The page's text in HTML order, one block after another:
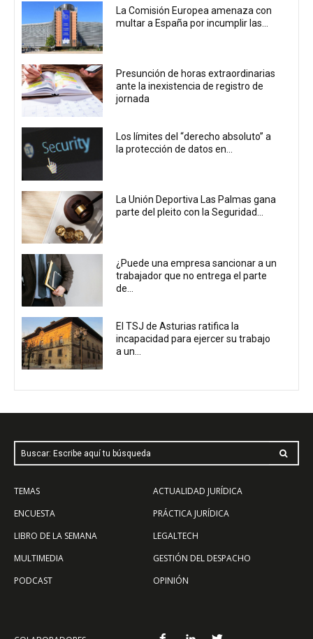
La Comisión Europea amenaza con
multar a España por incumplir las...
Presunción de horas extraordinarias
ante la inexistencia de registro de
jornada
Los límites del “derecho absoluto” a
la protección de datos en...
La Unión Deportiva Las Palmas gana
parte del pleito con la Seguridad...
¿Puede una empresa sancionar a un
trabajador que no entrega el parte
de...
El TSJ de Asturias ratifica la
incapacidad para ejercer su trabajo
a un...
Buscar: Escribe aquí tu búsqueda
TEMAS
ENCUESTA
LIBRO DE LA SEMANA
MULTIMEDIA
PODCAST
ACTUALIDAD JURÍDICA
PRÁCTICA JURÍDICA
LEGALTECH
GESTIÓN DEL DESPACHO
OPINIÓN